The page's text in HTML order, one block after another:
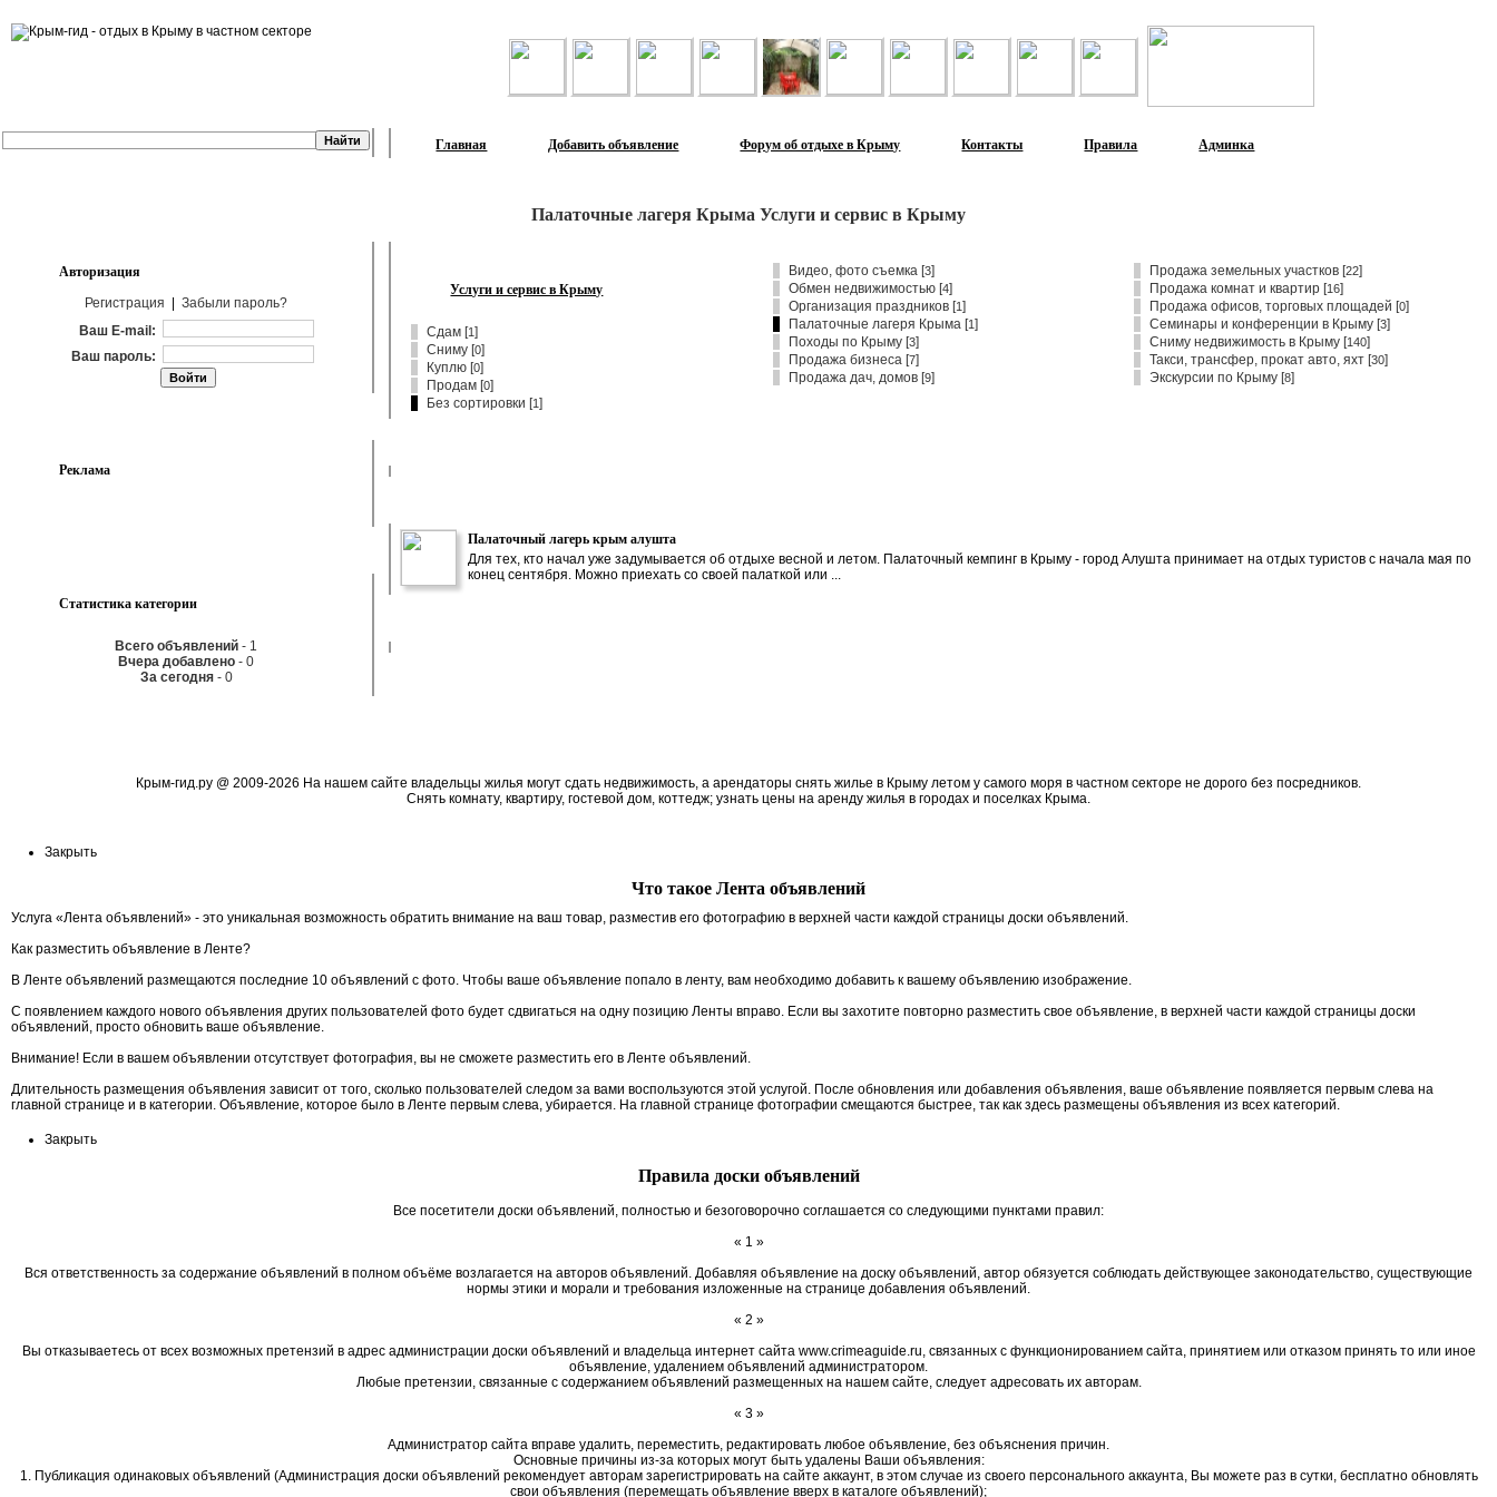
Главная Добавить объявление Форум об отдыхе в Крыму Контакты Правила Админка
Палаточные лагеря Крыма Услуги и сервис в Крыму
Услуги и сервис в Крыму
Сдам [1]
Сниму [0]
Куплю [0]
Продам [0]
Без сортировки [1]
Видео, фото съемка[3]
Обмен недвижимостью[4]
Организация праздников[1]
Палаточные лагеря Крыма [1]
Походы по Крыму[3]
Продажа бизнеса[7]
Продажа дач, домов[9]
Продажа земельных участков[22]
Продажа комнат и квартир[16]
Продажа офисов, торговых площадей [0]
Семинары и конференции в Крыму[3]
Сниму недвижимость в Крыму[140]
Такси, трансфер, прокат авто, яхт[30]
Экскурсии по Крыму[8]
Палаточный лагерь крым алушта
Для тех, кто начал уже задумывается об отдыхе весной и летом. Палаточный кемпинг в Крыму - город Алушта принимает на отдых туристов с начала мая по
конец сентября. Можно приехать со своей палаткой или ...
Авторизация
Регистрация
Забыли пароль?
Ваш E-mail:
Ваш пароль:
Реклама
Статистика категории
Всего объявлений - 1
Вчера добавлено - 0
За сегодня- 0
Крым-гид.ру @ 2009-2026 На нашем сайте владельцы жилья могут сдать недвижимость, а арендаторы снять жилье в Крыму летом у самого моря в частном секторе не дорого без посредников.
Cнять комнату, квартиру, гостевой дом, коттедж; узнать цены на аренду жилья в городах и поселках Крыма.
Закрыть
Что такое Лента объявлений
Услуга «Лента объявлений» - это уникальная возможность обратить внимание на ваш товар, разместив его фотографию в верхней части каждой страницы доски объявлений.
Как разместить объявление в Ленте?
В Ленте объявлений размещаются последние 10 объявлений с фото. Чтобы ваше объявление попало в ленту, вам необходимо добавить к вашему объявлению изображение.
С появлением каждого нового объявления других пользователей фото будет сдвигаться на одну позицию Ленты вправо. Если вы захотите повторно разместить свое объявление, в верхней части каждой страницы доски
объявлений, просто обновить ваше объявление.
Внимание! Если в вашем объявлении отсутствует фотография, вы не сможете разместить его в Ленте объявлений.
Длительность размещения объявления зависит от того, сколько пользователей следом за вами воспользуются этой услугой. После обновления или добавления объявления, ваше объявление появляется первым слева на
главной странице и в категории. Объявление, которое было в Ленте первым слева, убирается. На главной странице фотографии смещаются быстрее, так как здесь размещены объявления из всех категорий.
Закрыть
Правила доски объявлений
Все посетители доски объявлений, полностью и безоговорочно соглашается со следующими пунктами правил:
« 1 »
Вся ответственность за содержание объявлений в полном объёме возлагается на авторов объявлений. Добавляя объявление на доску объявлений, автор обязуется соблюдать действующее законодательство, существующие
нормы этики и морали и требования изложенные на странице добавления объявлений.
« 2 »
Вы отказываетесь от всех возможных претензий в адрес администрации доски объявлений и владельца интернет сайта www.crimeaguide.ru, связанных с функционированием сайта, принятием или отказом принять то или иное
объявление, удалением объявлений администратором.
Любые претензии, связанные с содержанием объявлений размещенных на нашем сайте, следует адресовать их авторам.
« 3 »
Администратор сайта вправе удалить, переместить, редактировать любое объявление, без объяснения причин.
Основные причины из-за которых могут быть удалены Ваши объявления:
1. Публикация одинаковых объявлений (Администрация доски объявлений рекомендует авторам зарегистрировать на сайте аккаунт, в этом случае из своего персонального аккаунта, Вы можете раз в сутки, бесплатно обновлять
свои объявления (перемещать объявление вверх в каталоге объявлений);